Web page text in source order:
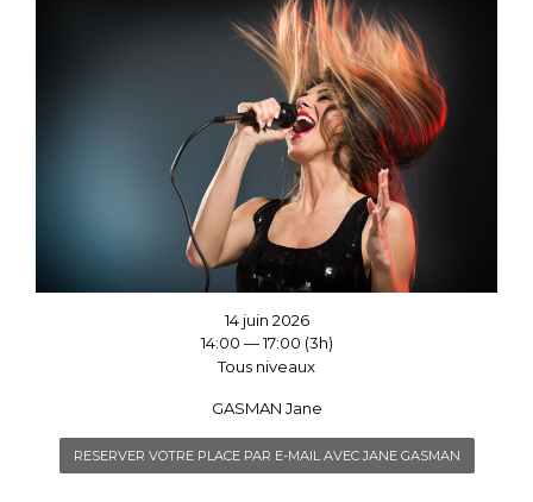
14 juin 2026
14:00 — 17:00 (3h)
Tous niveaux
GASMAN Jane
RESERVER VOTRE PLACE PAR E-MAIL AVEC JANE GASMAN